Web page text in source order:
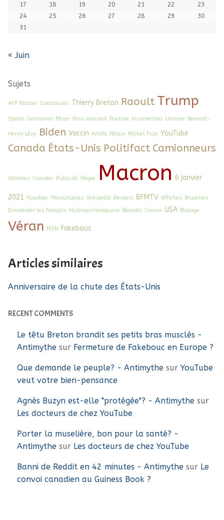
17
18 19 20 21 22
23
24
25 26 27 28 29
30
31
« Juin
Sujets
AFP Factuel Caricatures Thierry Breton Raoult Trump
Sports Darmanin Pfizer Pass vaccinal Poutine Insurrection Ukraine Bernard-
Henry Lévy Biden Vaccin Antifa Pétain Michel Flori YouTube
Canada États-Unis Politifact Camionneurs
Athletes Crowder Publicité Magie Macron 6 janvier
2021 Posobiec MacronLeaks Wikipedia Reuters BFMTV Affiches Bruxelles
Emmerder les français Hydroxychloroquine Bourdin Convoi USA Blocage
Véran MSN Fakebouc
Articles similaires
Anniversaire de la chute des États-Unis
RECENT COMMENTS
Le têtu Breton brandit ses petits bras musclés -
Antimythe sur Fermeture de Fakebouc en Europe ?
Que demande le peuple? - Antimythe sur YouTube
veut votre bien-pensance
Agnès Buzyn est-elle "protégée"? - Antimythe sur
Les docteurs de chez YouTube
Porter la muselière, bon pour la santé? -
Antimythe sur Les docteurs de chez YouTube
Banni de Reddit en 42 minutes - Antimythe sur Le
convoi canadien au Guiness Book ?